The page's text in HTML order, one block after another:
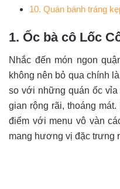
10. Quán bánh tráng
1. Ốc bà cô Lốc
Nhắc đến món ngon
không nên bỏ qua chính
so với những quán ốc
gian rộng rãi, thoáng
điểm với menu vô vàn
mang hương vị đặc trưng